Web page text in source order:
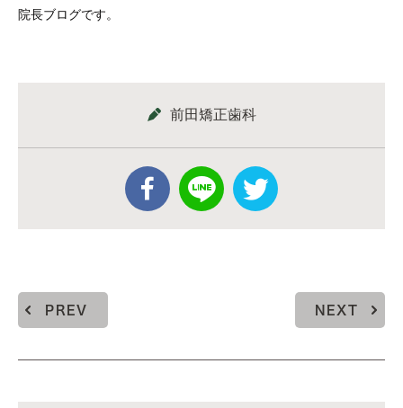
院長ブログです。
前田矯正歯科
PREV NEXT